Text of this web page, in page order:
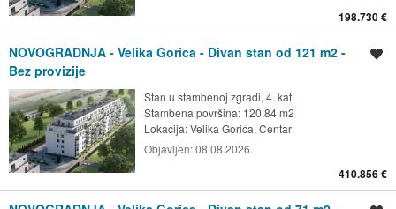
198.730 €
NOVOGRADNJA - Velika Gorica - Divan stan od 121 m2 -
Bez provizije
Stan u stambenoj zgradi, 4. kat
Stambena površina: 120.84 m2
Lokacija:Velika Gorica, Centar
Objavljen:08.08.2026.
410.856 €